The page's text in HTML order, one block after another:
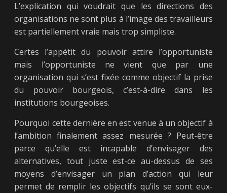
L’explication qui voudrait que les directions des
organisations ne sont plus à l’image des travailleurs
est partiellement vraie mais trop simpliste.
Certes l’appétit du pouvoir attire l’opportuniste
mais l’opportuniste ne vient que par une
organisation qui s’est fixée comme objectif la prise
du pouvoir bourgeois, c’est-à-dire dans les
institutions bourgeoises.
Pourquoi cette dernière en est venue à un objectif à
l’ambition finalement assez mesurée ? Peut-être
parce qu’elle est incapable d’envisager des
alternatives, tout juste est-ce au-dessus de ses
moyens d’envisager un plan d’action qui leur
permet de remplir les objectifs qu’ils se sont eux-